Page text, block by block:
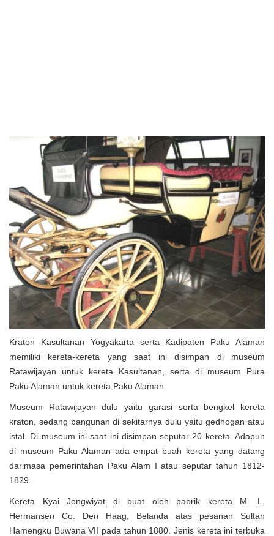
Kraton Kasultanan Yogyakarta serta Kadipaten Paku Alaman
memiliki kereta-kereta yang saat ini disimpan di museum
Ratawijayan untuk kereta Kasultanan, serta di museum Pura
Paku Alaman untuk kereta Paku Alaman.
Museum Ratawijayan dulu yaitu garasi serta bengkel kereta
kraton, sedang bangunan di sekitarnya dulu yaitu gedhogan atau
istal. Di museum ini saat ini disimpan seputar 20 kereta. Adapun
di museum Paku Alaman ada empat buah kereta yang datang
darimasa pemerintahan Paku Alam I atau seputar tahun 1812-
1829.
Kereta Kyai Jongwiyat di buat oleh pabrik kereta M. L.
Hermansen Co. Den Haag, Belanda atas pesanan Sultan
Hamengku Buwana VII pada tahun 1880. Jenis kereta ini terbuka